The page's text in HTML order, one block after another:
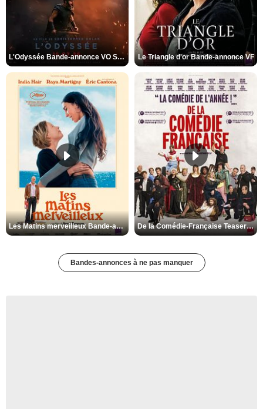
L'Odyssée Bande-annonce VO STFR Le Triangle d'or Bande-annonce VF
Les Matins merveilleux Bande-annonce VF De la Comédie-Française Teaser VF
Bandes-annonces à ne pas manquer